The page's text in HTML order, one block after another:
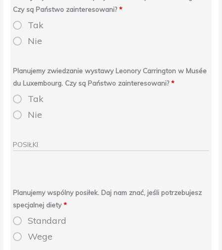
Czy są Państwo zainteresowani?*
Tak
Nie
Planujemy zwiedzanie wystawy Leonory Carrington w Musée
du Luxembourg. Czy są Państwo zainteresowani?*
Tak
Nie
POSIŁKI
Planujemy wspólny posiłek. Daj nam znać, jeśli potrzebujesz
specjalnej diety*
Standard
Wege